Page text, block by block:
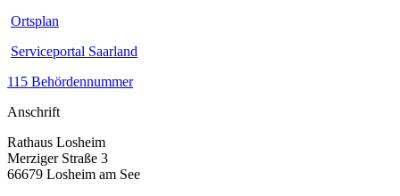
Ortsplan
Serviceportal Saarland
115 Behördennummer
Anschrift
Rathaus Losheim
Merziger Straße 3
66679 Losheim am See